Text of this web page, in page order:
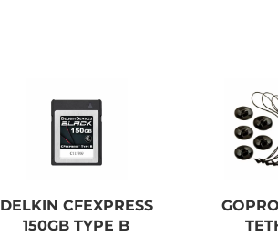
DELKIN CFEXPRESS
150GB TYPE B